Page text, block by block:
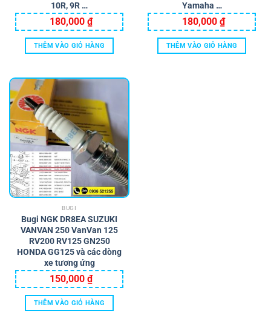
trang
sản
phẩm
10R, 9R …
180,000 ₫
THÊM VÀO GIỎ HÀNG
Yamaha …
180,000 ₫
THÊM VÀO GIỎ HÀNG
BUGI
Bugi NGK DR8EA SUZUKI
VANVAN 250 VanVan 125
RV200 RV125 GN250
HONDA GG125 và các dòng
xe tương ứng
150,000 ₫
THÊM VÀO GIỎ HÀNG